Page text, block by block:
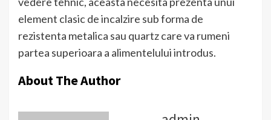
element clasic de incalzire sub forma de
rezistenta metalica sau quartz care va rumeni
partea superioara a alimentelului introdus.
About The Author